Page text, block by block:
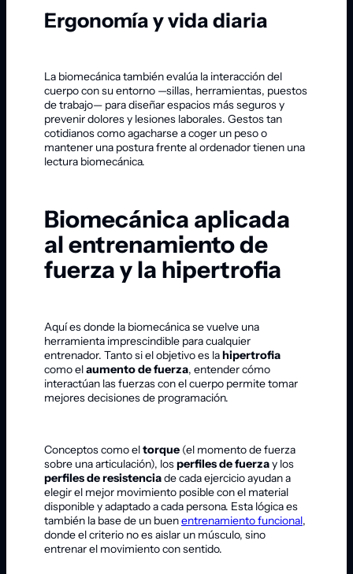
Ergonomía y vida diaria
La biomecánica también evalúa la interacción del
cuerpo con su entorno —sillas, herramientas, puestos
de trabajo— para diseñar espacios más seguros y
prevenir dolores y lesiones laborales. Gestos tan
cotidianos como agacharse a coger un peso o
mantener una postura frente al ordenador tienen una
lectura biomecánica.
Biomecánica aplicada
al entrenamiento de
fuerza y la hipertrofia
Aquí es donde la biomecánica se vuelve una
herramienta imprescindible para cualquier
entrenador. Tanto si el objetivo es lahipertrofia
como elaumento de fuerza, entender cómo
interactúan las fuerzas con el cuerpo permite tomar
mejores decisiones de programación.
Conceptos como eltorque (el momento de fuerza
sobre una articulación), losperfiles de fuerzay los
perfiles de resistenciade cada ejercicio ayudan a
elegir el mejor movimiento posible con el material
disponible y adaptado a cada persona. Esta lógica es
también la base de un buenentrenamiento funcional,
donde el criterio no es aislar un músculo, sino
entrenar el movimiento con sentido.